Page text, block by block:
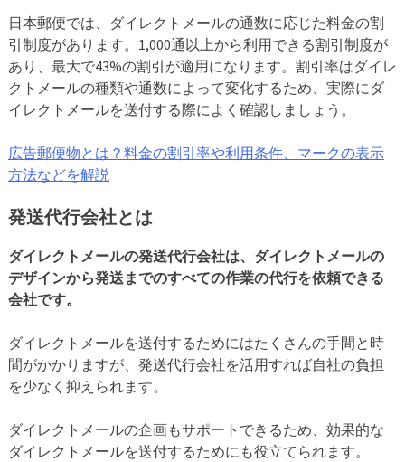
日本郵便では、ダイレクトメールの通数に応じた料金の割
引制度があります。1,000通以上から利用できる割引制度が
あり、最大で43%の割引が適用になります。割引率はダイレ
クトメールの種類や通数によって変化するため、実際にダ
イレクトメールを送付する際によく確認しましょう。
広告郵便物とは？料金の割引率や利用条件、マークの表示
方法などを解説
発送代行会社とは
ダイレクトメールの発送代行会社は、ダイレクトメールの
デザインから発送までのすべての作業の代行を依頼できる
会社です。
ダイレクトメールを送付するためにはたくさんの手間と時
間がかかりますが、発送代行会社を活用すれば自社の負担
を少なく抑えられます。
ダイレクトメールの企画もサポートできるため、効果的な
ダイレクトメールを送付するためにも役立てられます。